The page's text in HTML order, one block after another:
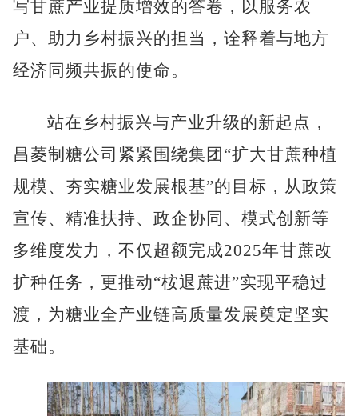
写甘蔗产业提质增效的答卷，以服务农
户、助力乡村振兴的担当，诠释着与地方
经济同频共振的使命。
站在乡村振兴与产业升级的新起点，
昌菱制糖公司紧紧围绕集团 “扩大甘蔗种植
规模、夯实糖业发展根基”的目标，从政策
宣传、精准扶持、政企协同、模式创新等
多维度发力，不仅超额完成2025年甘蔗改
扩种任务，更推动“桉退蔗进”实现平稳过
渡，为糖业全产业链高质量发展奠定坚实
基础。